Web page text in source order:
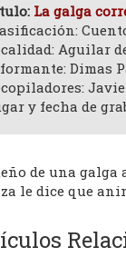
La galga
Aguilar
Dimas
y fecha de
de una galga
le dice que